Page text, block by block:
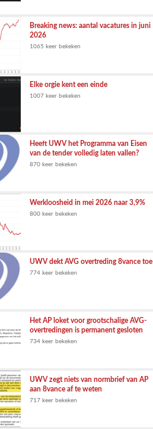
Breaking news: aantal vacatures in juni
2026
1065 keer bekeken
Elke orgie kent een einde
1007 keer bekeken
Heeft UWV het Programma van Eisen
van de tender volledig laten vallen?
870 keer bekeken
Werkloosheid in mei 2026 naar 3,9%
800 keer bekeken
UWV dekt AVG overtreding 8vance toe
774 keer bekeken
Het AP loket voor grootschalige AVG-
overtredingen is permanent gesloten
734 keer bekeken
UWV zegt niets van normbrief van AP
aan 8vance af te weten
717 keer bekeken